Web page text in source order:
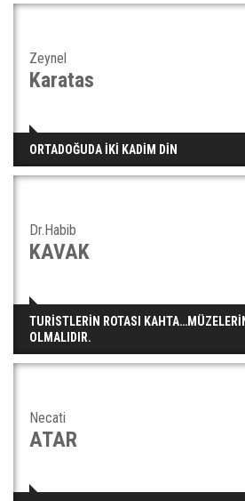
Zeynel
Karatas
ORTADOĞUDA İKİ KADİM DİN
Dr.Habib
KAVAK
TURİSTLERİN ROTASI
OLMALIDIR.
Necati
ATAR